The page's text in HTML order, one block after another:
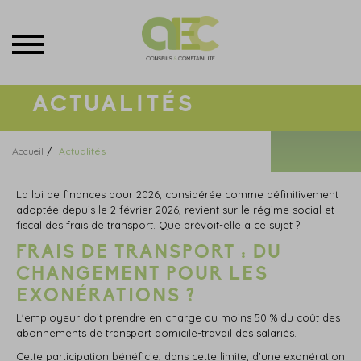
ACTUALITÉS
Accueil / Actualités
La loi de finances pour 2026, considérée comme définitivement
adoptée depuis le 2 février 2026, revient sur le régime social et
fiscal des frais de transport. Que prévoit-elle à ce sujet ?
FRAIS DE TRANSPORT : DU
CHANGEMENT POUR LES
EXONÉRATIONS ?
L'employeur doit prendre en charge au moins 50 % du coût des
abonnements de transport domicile-travail des salariés.
Cette participation bénéficie, dans cette limite, d'une exonération